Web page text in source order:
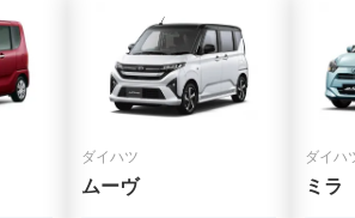
ダイハツ
ムーヴ
ダイハ
ミ